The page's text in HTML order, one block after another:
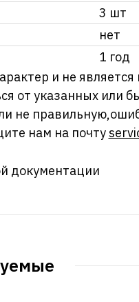
3 шт
нет
1 год
и не
от указанных или
не
нам на почту
документации